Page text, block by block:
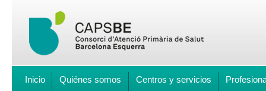
Inicio Quiénes somos Centros y servicios